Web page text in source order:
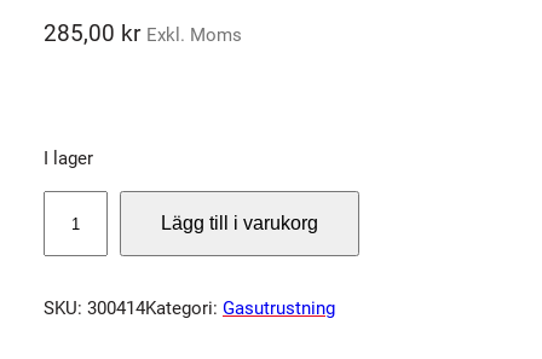
285,00 kr Exkl. Moms
I lager
ä
s
Lägg till i varukorg
SKU: 300414Kategori: Gasutrustning